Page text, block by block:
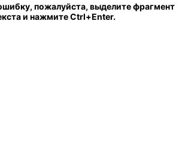
пожалуйста, выделите фрагмент
и нажмите Ctrl+Enter.